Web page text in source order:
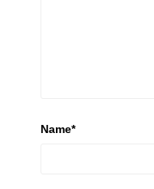
Name*